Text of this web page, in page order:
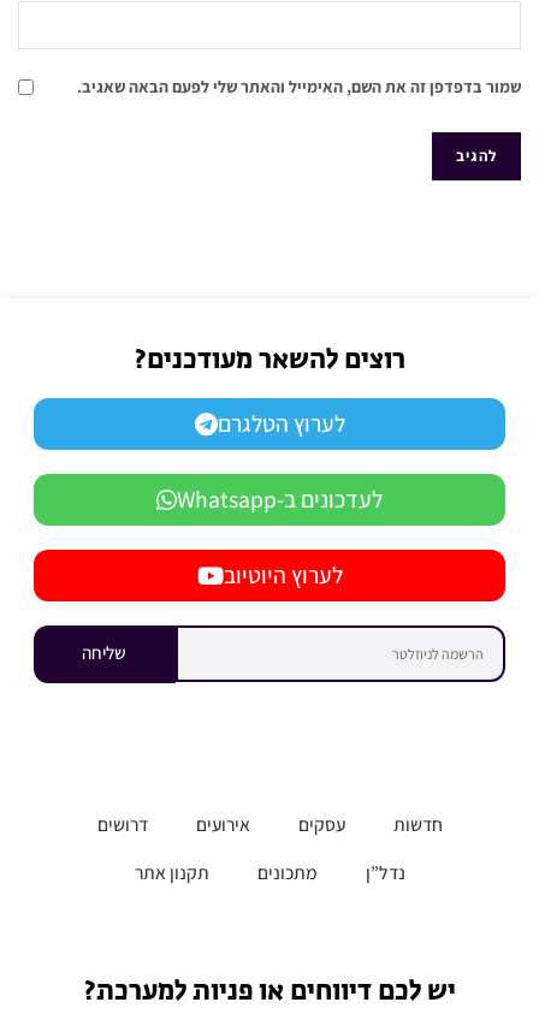
שמור בדפדפן זה את השם, האימייל והאתר שלי לפעם הבאה שאגיב.
רוצים להשאר מעודכנים?
לערוץ הטלגרם
לעדכונים ב-Whatsapp
לערוץ היוטיוב
שליחה
חדשות עסקים אירועים
דרושים
נדל”ן
מתכונים תקנון אתר
יש לכם דיווחים או פניות למערכת?